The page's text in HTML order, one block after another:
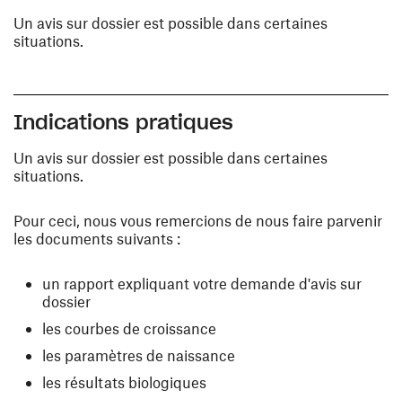
Un avis sur dossier est possible dans certaines
situations.
Indications pratiques
Un avis sur dossier est possible dans certaines
situations.
Pour ceci, nous vous remercions de nous faire parvenir
les documents suivants :
un rapport expliquant votre demande d'avis sur
dossier
les courbes de croissance
les paramètres de naissance
les résultats biologiques